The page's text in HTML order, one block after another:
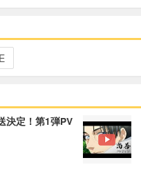
決定！第1弾PV